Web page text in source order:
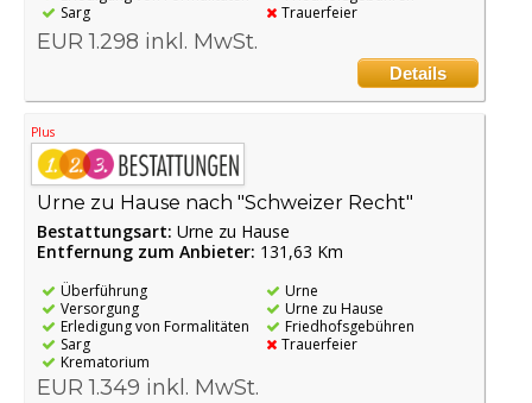
Sarg
Trauerfeier
EUR 1.298 inkl. MwSt.
Details
Plus
Urne zu Hause nach "Schweizer Recht"
Bestattungsart: Urne zu Hause
Entfernung zum Anbieter: 131,63 Km
Überführung
Versorgung
Erledigung von Formalitäten
Sarg
Krematorium
Urne
Urne zu Hause
Friedhofsgebühren
Trauerfeier
EUR 1.349 inkl. MwSt.